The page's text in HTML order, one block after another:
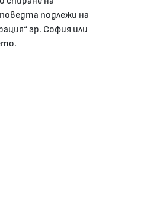
подлежи на
гр. София или